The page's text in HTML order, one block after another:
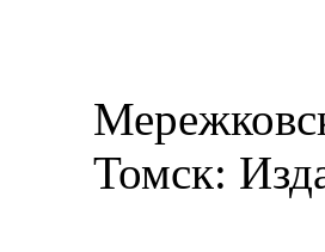
Томск: